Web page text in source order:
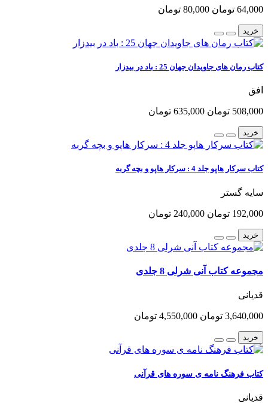
64,000 تومان 80,000 تومان
خرید
کتاب رمان های جاویدان جهان 25 : باد در بیدزار
افق
508,000 تومان 635,000 تومان
خرید
کتاب سرکار هاپو جلد 4 : سرکار هاپو و بچه گربه
سایه گستر
192,000 تومان 240,000 تومان
خرید
مجموعه کتاب آنی شرلی 8 جلدی
قدیانی
3,640,000 تومان 4,550,000 تومان
خرید
کتاب فرهنگ نامه ی سوره های قرآنی
قدیانی